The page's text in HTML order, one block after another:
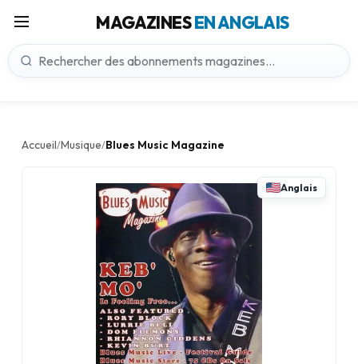
MAGAZINESEN ANGLAIS
Accueil/Musique/Blues Music Magazine
Anglais